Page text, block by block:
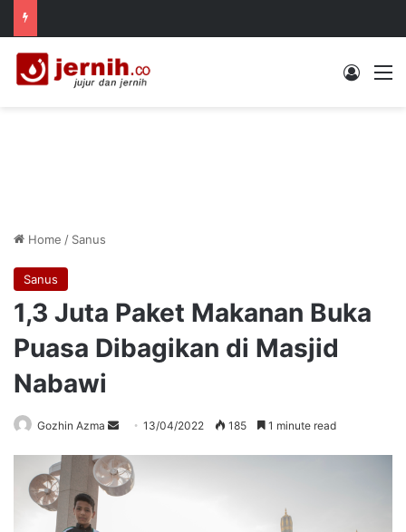
Log In
Home / Sanus
Sanus
1,3 Juta Paket Makanan Buka
Puasa Dibagikan di Masjid
Nabawi
Gozhin Azma
Send
email
13/04/2022 185 1 minute read